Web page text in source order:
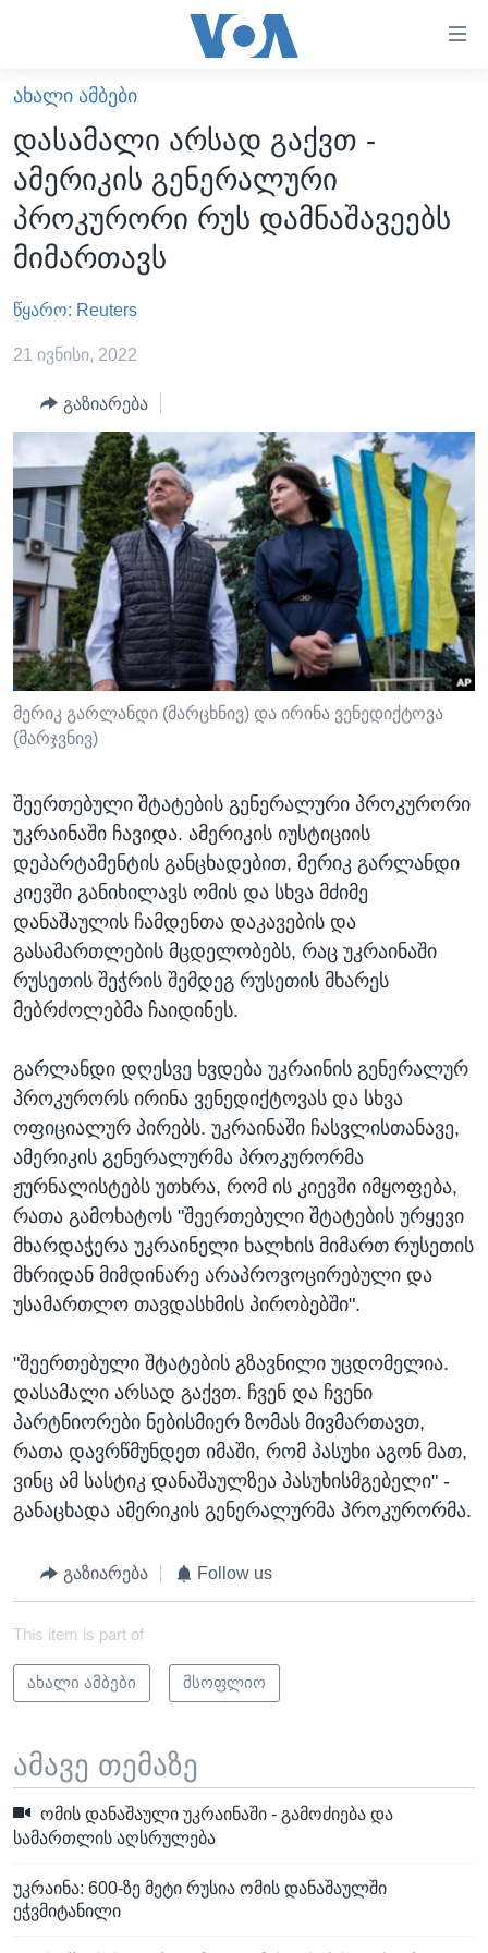
ხელმისაწვდომობისთვის
გადადით
მთავარზე
გადადით
მთავარ
ნავიგაციაზე
გადადით
ძიებაზე
ᲐᲮᲐᲚᲘ ᲐᲛᲑᲔᲑᲘ
ᲡᲐᲥᲐᲠᲗᲕᲔᲚᲝ
ᲐᲨᲨ
ᲐᲨᲨ-ᲘᲡ ᲐᲠᲩᲔᲕᲜᲔᲑᲘ 2024
ᲛᲡᲝᲤᲚᲘᲝ
ᲕᲘᲓᲔᲝᲔᲑᲘ
ᲒᲐᲓᲐᲪᲔᲛᲔᲑᲘ
ᲕᲐᲨᲘᲜᲒᲢᲝᲜᲘ ᲓᲦᲔᲡ
ᲮᲔᲓᲕᲐ ᲕᲐᲨᲘᲜᲒᲢᲝᲜᲘᲓᲐᲜ
ᲡᲢᲣᲓᲘᲐ ᲕᲐᲨᲘᲜᲒᲢᲝᲜᲘ
ᲡᲮᲕᲐ ᲡᲘᲐᲮᲚᲔᲔᲑᲘ
ᲞᲝᲚᲘᲢᲘᲙᲐ
ᲔᲙᲝᲜᲝᲛᲘᲙᲐ
ᲯᲐᲜᲛᲠᲗᲔᲚᲝᲑᲐ
ᲛᲔᲪᲜᲘᲔᲠᲔᲑᲐ
ᲘᲜᲢᲔᲠᲕᲘᲣ
ᲙᲣᲚᲢᲣᲠᲐ
ᲒᲐᲚᲘᲚᲔᲝ
ᲓᲔᲖᲘᲜᲤᲝᲠᲛᲐᲪᲘᲐ
ᲠᲣᲡᲔᲗᲘᲡ ᲨᲔᲭᲠᲐ ᲣᲙᲠᲐᲘᲜᲐᲨᲘ
Learning English
ᲗᲕᲐᲚᲘ ᲒᲕᲐᲓᲔᲕᲜᲔᲗ
ენები
ᲐᲮᲐᲚᲘ ᲐᲛᲑᲔᲑᲘ
დასამალი არსად გაქვთ -
ამერიკის გენერალური
პროკურორი რუს დამნაშავეებს
მიმართავს
წყარო: Reuters
21 ივნისი, 2022
გაზიარება
მერიკ გარლანდი (მარცხნივ) და ირინა ვენედიქტოვა
(მარჯვნივ)
შეერთებული შტატების გენერალური პროკურორი
უკრაინაში ჩავიდა. ამერიკის იუსტიციის
დეპარტამენტის განცხადებით, მერიკ გარლანდი
კიევში განიხილავს ომის და სხვა მძიმე
დანაშაულის ჩამდენთა დაკავების და
გასამართლების მცდელობებს, რაც უკრაინაში
რუსეთის შეჭრის შემდეგ რუსეთის მხარეს
მებრძოლებმა ჩაიდინეს.
გარლანდი დღესვე ხვდება უკრაინის გენერალურ
პროკურორს ირინა ვენედიქტოვას და სხვა
ოფიციალურ პირებს. უკრაინაში ჩასვლისთანავე,
ამერიკის გენერალურმა პროკურორმა
ჟურნალისტებს უთხრა, რომ ის კიევში იმყოფება,
რათა გამოხატოს "შეერთებული შტატების ურყევი
მხარდაჭერა უკრაინელი ხალხის მიმართ რუსეთის
მხრიდან მიმდინარე არაპროვოცირებული და
უსამართლო თავდასხმის პირობებში".
"შეერთებული შტატების გზავნილი უცდომელია.
დასამალი არსად გაქვთ. ჩვენ და ჩვენი
პარტნიორები ნებისმიერ ზომას მივმართავთ,
რათა დავრწმუნდეთ იმაში, რომ პასუხი აგონ მათ,
ვინც ამ სასტიკ დანაშაულზეა პასუხისმგებელი" -
განაცხადა ამერიკის გენერალურმა პროკურორმა.
გაზიარება Follow us
This item is part of
ახალი ამბები მსოფლიო
ამავე თემაზე
ომის დანაშაული უკრაინაში - გამოძიება და
სამართლის აღსრულება
უკრაინა: 600-ზე მეტი რუსია ომის დანაშაულში
ეჭვმიტანილი